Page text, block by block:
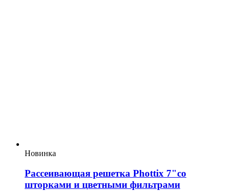
Новинка
Рассеивающая решетка Phottix 7"со
шторками и цветными фильтрами